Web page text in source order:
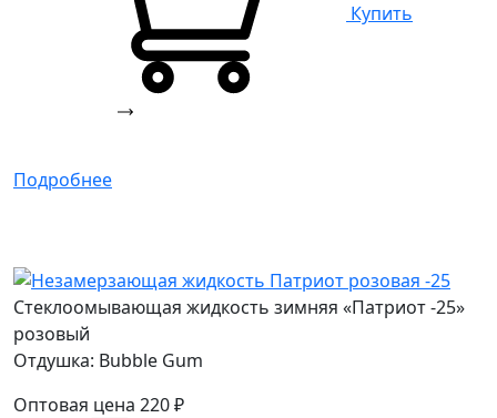
Купить
Подробнее
Стеклоомывающая жидкость зимняя «Патриот -25»
розовый
Отдушка: Bubble Gum
Оптовая цена 220₽